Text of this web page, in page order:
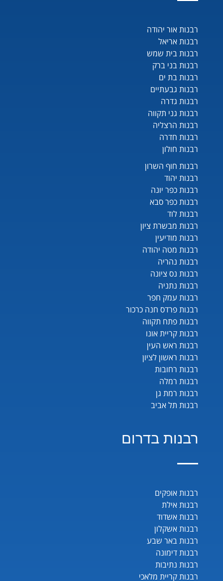
רבנות אור יהודה
רבנות אריאל
רבנות בית שמש
רבנות בני ברק
רבנות בת ים
רבנות גבעתיים
רבנות גדרה
רבנות גני תקווה
רבנות הרצליה
רבנות חדרה
רבנות חולון
רבנות חוף השרון
רבנות יהוד
רבנות כפר יונה
רבנות כפר סבא
רבנות לוד
רבנות מבשרת ציון
רבנות מודיעין
רבנות מטה יהודה
רבנות נהריה
רבנות נס ציונה
רבנות נתניה
רבנות עמק חפר
רבנות פרדס חנה כרכור
רבנות פתח תקווה
רבנות קריית אונו
רבנות ראש העין
רבנות ראשון לציון
רבנות רחובות
רבנות רמלה
רבנות רמת גן
רבנות תל אביב
רבנות בדרום
רבנות אופקים
רבנות אילת
רבנות אשדוד
רבנות אשקלון
רבנות באר שבע
רבנות דימונה
רבנות נתיבות
רבנות קריית מלאכי